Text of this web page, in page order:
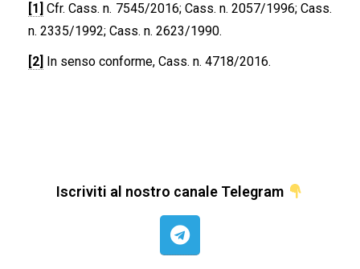
[1] Cfr. Cass. n. 7545/2016; Cass. n. 2057/1996; Cass.
n. 2335/1992; Cass. n. 2623/1990.
[2] In senso conforme, Cass. n. 4718/2016.
Iscriviti al nostro canale Telegram